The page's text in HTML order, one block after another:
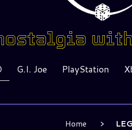
G.I. Joe PlayStation
Home